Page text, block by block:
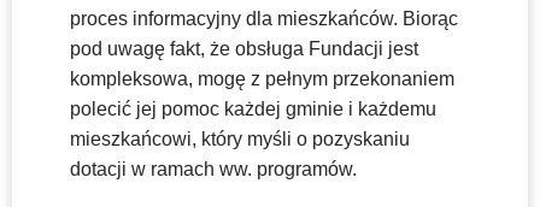
proces informacyjny dla mieszkańców. Biorąc
pod uwagę fakt, że obsługa Fundacji jest
kompleksowa, mogę z pełnym przekonaniem
polecić jej pomoc każdej gminie i każdemu
mieszkańcowi, który myśli o pozyskaniu
dotacji w ramach ww. programów.